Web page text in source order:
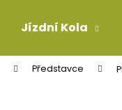
Jízdní Kola
Představce